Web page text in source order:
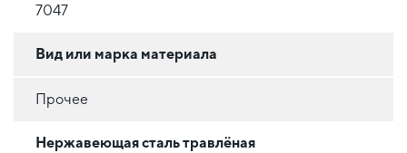
7047
Вид или марка материала
Прочее
Нержавеющая сталь травлёная